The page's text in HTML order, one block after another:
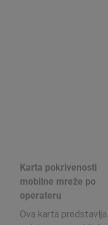
Karta pokrivenosti
mobilne mreže po
operateru
Ova karta predstavlja